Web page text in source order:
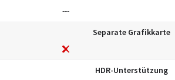
---
Separate Grafikkarte
HDR-Unterstützung